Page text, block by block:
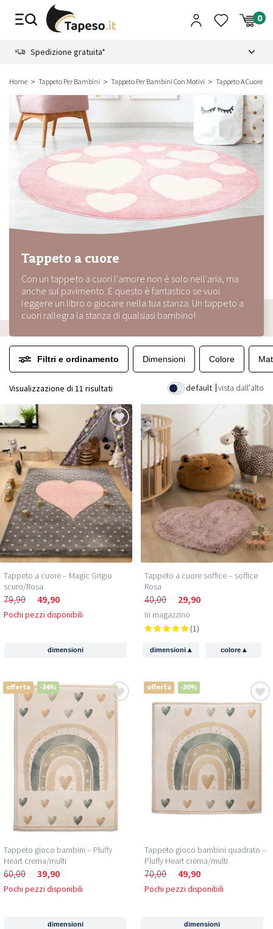
Spedizione gratuita*
Home Tappeto Per Bambini Tappeto Per Bambini Con Motivi Tappeto A Cuore
Tappeto a cuore
Con un tappeto a cuori l'amore non è solo nell'aria, ma
anche sul pavimento. E questo è fantastico se vuoi
leggere un libro o giocare nella tua stanza. Un tappeto a
cuori rallegra la stanza di qualsiasi bambino!
Filtri e ordinamento Dimensioni Colore
default vista dall'alto
Visualizzazione di 11 risultati
Tappeto a cuore – Magic Grigio
scuro/Rosa
79,90 49,90
Pochi pezzi disponibili
dimensioni
Tappeto a cuore soffice – soffice
Rosa
40,00 29,90
In magazzino
(1)
dimensioni▴ colore ▴
offerta -34%
Tappeto gioco bambini – Pluffy
Heart crema/multi
60,00 39,90
Pochi pezzi disponibili
dimensioni
offerta -30%
Tappeto gioco bambini quadrato –
Pluffy Heart crema/multi
70,00 49,90
Pochi pezzi disponibili
dimensioni